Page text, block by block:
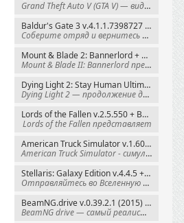
Grand Theft Auto V (GTA V) — видеоигра из
Baldur's Gate 3 v.4.1.1.7398727 + Все DLC (2023) GOG-Rip
Соберите отряд и вернитесь в Забытые
Mount & Blade 2: Bannerlord + War Sails v.1.4.7.117484 (2025) GOG
Mount & Blade II: Bannerlord представляет
Dying Light 2: Stay Human Ultimate Edition v.1.29.0 + Все DLC (2022) Пиратка
Dying Light 2 — продолжение динамичного
Lords of the Fallen v.2.5.550 + Все DLC (2023) Пиратка
Lords of the Fallen представляет
American Truck Simulator v.1.60.1.8s + Все DLC (2016) Пиратка
American Truck Simulator - симулятор
Stellaris: Galaxy Edition v.4.4.5 + Все DLC (2016) Пиратка
Отправляйтесь во Вселенную полную чудес и
BeamNG.drive v.0.39.2.1 (2015) RePack
BeamNG drive — самый реалистичный